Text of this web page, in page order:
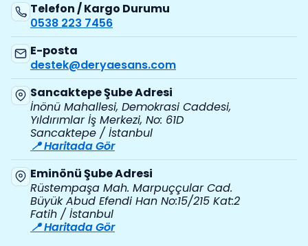
Telefon / Kargo Durumu
0538 223 7456
E-posta
destek@deryaesans.com
Sancaktepe Şube Adresi
İnönü Mahallesi, Demokrasi Caddesi,
Yıldırımlar İş Merkezi, No: 61D
Sancaktepe / İstanbul
📍 Haritada Gör
Eminönü Şube Adresi
Rüstempaşa Mah. Marpuççular Cad.
Büyük Abud Efendi Han No:15/215 Kat:2
Fatih / İstanbul
📍 Haritada Gör